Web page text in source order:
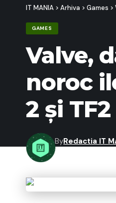
IT MANIA > Arhiva > Games >
GAMES
Valve,
noroc
2 și TF2
Last updated: 26/
ByRedactia IT